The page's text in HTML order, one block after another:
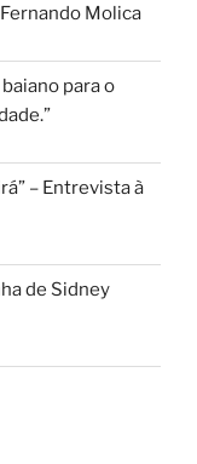
Molica
para o
– Entrevista à
de Sidney